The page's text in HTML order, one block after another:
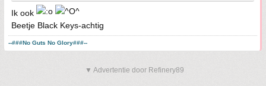
Ik ook
Beetje Black Keys-achtig
--###No Guts No Glory###--
▼ Advertentie door Refinery89